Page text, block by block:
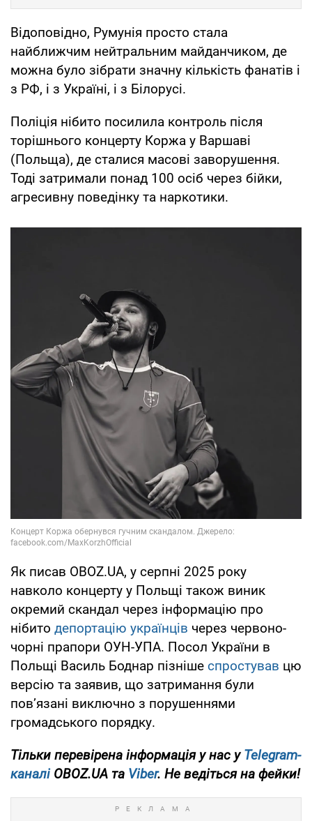
Відоповідно, Румунія просто стала
найближчим нейтральним майданчиком, де
можна було зібрати значну кількість фанатів і
з РФ, і з Україні, і з Білорусі.
Поліція нібито посилила контроль після
торішнього концерту Коржа у Варшаві
(Польща), де сталися масові заворушення.
Тоді затримали понад 100 осіб через бійки,
агресивну поведінку та наркотики.
Як писав OBOZ.UA, у серпні 2025 року
навколо концерту у Польщі також виник
окремий скандал через інформацію про
нібито депортацію українців через червоно-
чорні прапори ОУН-УПА. Посол України в
Польщі Василь Боднар пізніше спростував цю
версію та заявив, що затримання були
пов’язані виключно з порушеннями
громадського порядку.
Тільки перевірена інформація у нас уTelegram-
каналіOBOZ.UA та Viber. Не ведіться на фейки!